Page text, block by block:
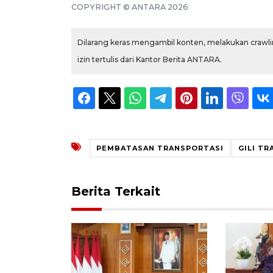
COPYRIGHT © ANTARA 2026
Dilarang keras mengambil konten, melakukan
izin tertulis dari Kantor Berita ANTARA.
PEMBATASAN TRANSPORTASI GILI
Berita Terkait